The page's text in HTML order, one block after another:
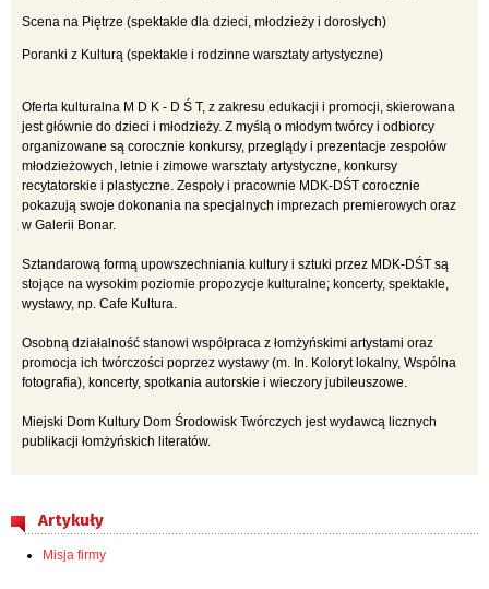
Scena na Piętrze (spektakle dla dzieci, młodzieży i dorosłych)
Poranki z Kulturą (spektakle i rodzinne warsztaty artystyczne)
Oferta kulturalna M D K - D Ś T, z zakresu edukacji i promocji, skierowana
jest głównie do dzieci i młodzieży. Z myślą o młodym twórcy i odbiorcy
organizowane są corocznie konkursy, przeglądy i prezentacje zespołów
młodzieżowych, letnie i zimowe warsztaty artystyczne, konkursy
recytatorskie i plastyczne. Zespoły i pracownie MDK-DŚT corocznie
pokazują swoje dokonania na specjalnych imprezach premierowych oraz
w Galerii Bonar.
Sztandarową formą upowszechniania kultury i sztuki przez MDK-DŚT są
stojące na wysokim poziomie propozycje kulturalne; koncerty, spektakle,
wystawy, np. Cafe Kultura.
Osobną działalność stanowi współpraca z łomżyńskimi artystami oraz
promocja ich twórczości poprzez wystawy (m. In. Koloryt lokalny, Wspólna
fotografia), koncerty, spotkania autorskie i wieczory jubileuszowe.
Miejski Dom Kultury Dom Środowisk Twórczych jest wydawcą licznych
publikacji łomżyńskich literatów.
Artykuły
Misja firmy